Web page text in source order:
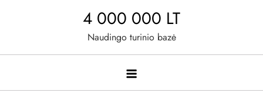
4 000 000 LT
Naudingo turinio bazė